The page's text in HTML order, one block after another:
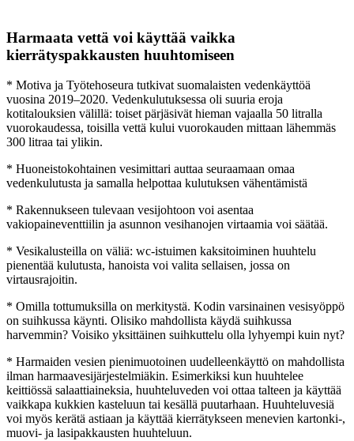
Harmaata vettä voi käyttää vaikka
kierrätyspakkausten huuhtomiseen
* Motiva ja Työtehoseura tutkivat suomalaisten vedenkäyttöä
vuosina 2019–2020. Vedenkulutuksessa oli suuria eroja
kotitalouksien välillä: toiset pärjäsivät hieman vajaalla 50 litralla
vuorokaudessa, toisilla vettä kului vuorokauden mittaan lähemmäs
300 litraa tai ylikin.
* Huoneistokohtainen vesimittari auttaa seuraamaan omaa
vedenkulutusta ja samalla helpottaa kulutuksen vähentämistä
* Rakennukseen tulevaan vesijohtoon voi asentaa
vakiopaineventtiilin ja asunnon vesihanojen virtaamia voi säätää.
* Vesikalusteilla on väliä: wc-istuimen kaksitoiminen huuhtelu
pienentää kulutusta, hanoista voi valita sellaisen, jossa on
virtausrajoitin.
* Omilla tottumuksilla on merkitystä. Kodin varsinainen vesisyöppö
on suihkussa käynti. Olisiko mahdollista käydä suihkussa
harvemmin? Voisiko yksittäinen suihkuttelu olla lyhyempi kuin nyt?
* Harmaiden vesien pienimuotoinen uudelleenkäyttö on mahdollista
ilman harmaavesijärjestelmiäkin. Esimerkiksi kun huuhtelee
keittiössä salaattiaineksia, huuhteluveden voi ottaa talteen ja käyttää
vaikkapa kukkien kasteluun tai kesällä puutarhaan. Huuhteluvesiä
voi myös kerätä astiaan ja käyttää kierrätykseen menevien kartonki-,
muovi- ja lasipakkausten huuhteluun.